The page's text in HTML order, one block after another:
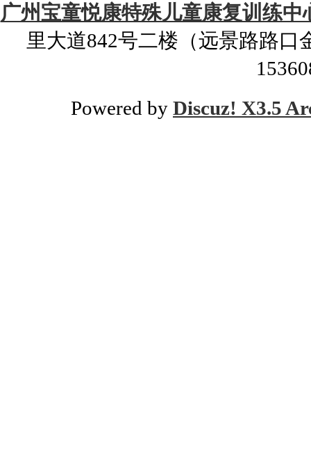
广州宝童悦康特殊儿童康复训练
里大道842号二楼（远景路路口
Powered by Discuz! X3.5